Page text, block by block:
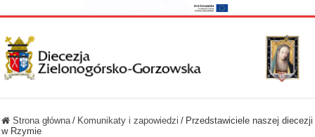
Strona główna / Komunikaty i zapowiedzi / Przedstawiciele naszej diecezji
w Rzymie